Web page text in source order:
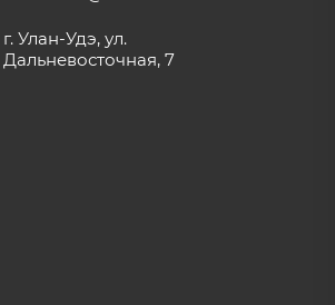
г. Улан-Удэ, ул.
Дальневосточная, 7